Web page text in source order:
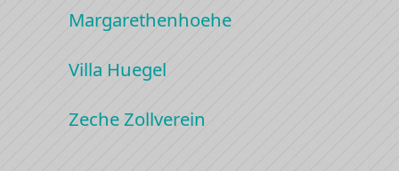
Margarethenhoehe
Villa Huegel
Zeche Zollverein